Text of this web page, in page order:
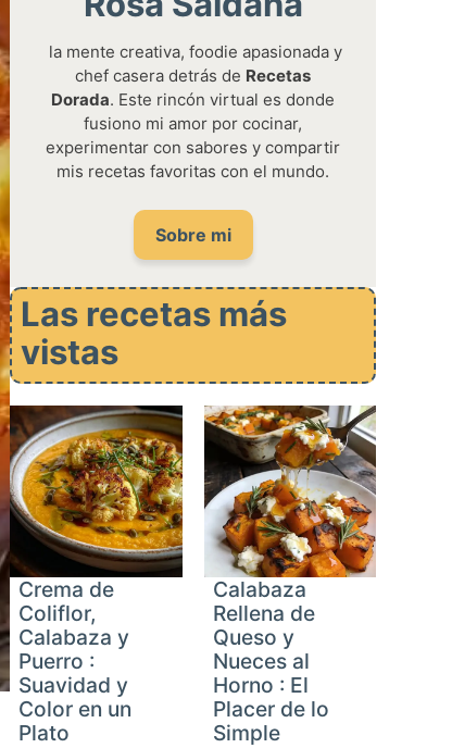
la mente creativa, foodie apasionada y
chef casera detrás de Recetas
Dorada. Este rincón virtual es donde
fusiono mi amor por cocinar,
experimentar con sabores y compartir
mis recetas favoritas con el mundo.
Sobre mi
Las recetas más
vistas
Crema de
Coliflor,
Calabaza y
Puerro :
Suavidad y
Color en un
Plato
Calabaza
Rellena de
Queso y
Nueces al
Horno : El
Placer de lo
Simple